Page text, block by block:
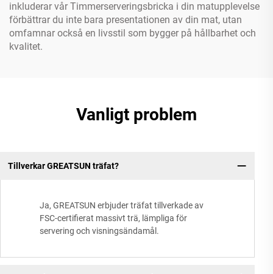
inkluderar vår Timmerserveringsbricka i din matupplevelse
förbättrar du inte bara presentationen av din mat, utan
omfamnar också en livsstil som bygger på hållbarhet och
kvalitet.
Vanligt problem
Tillverkar GREATSUN träfat?
Ja, GREATSUN erbjuder träfat tillverkade av
FSC-certifierat massivt trä, lämpliga för
servering och visningsändamål.